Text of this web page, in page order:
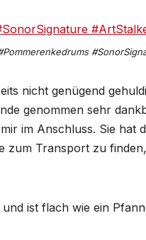
nicht genügend
genommen sehr
im Anschluss. Sie hat
zum Transport zu
ist flach wie ein